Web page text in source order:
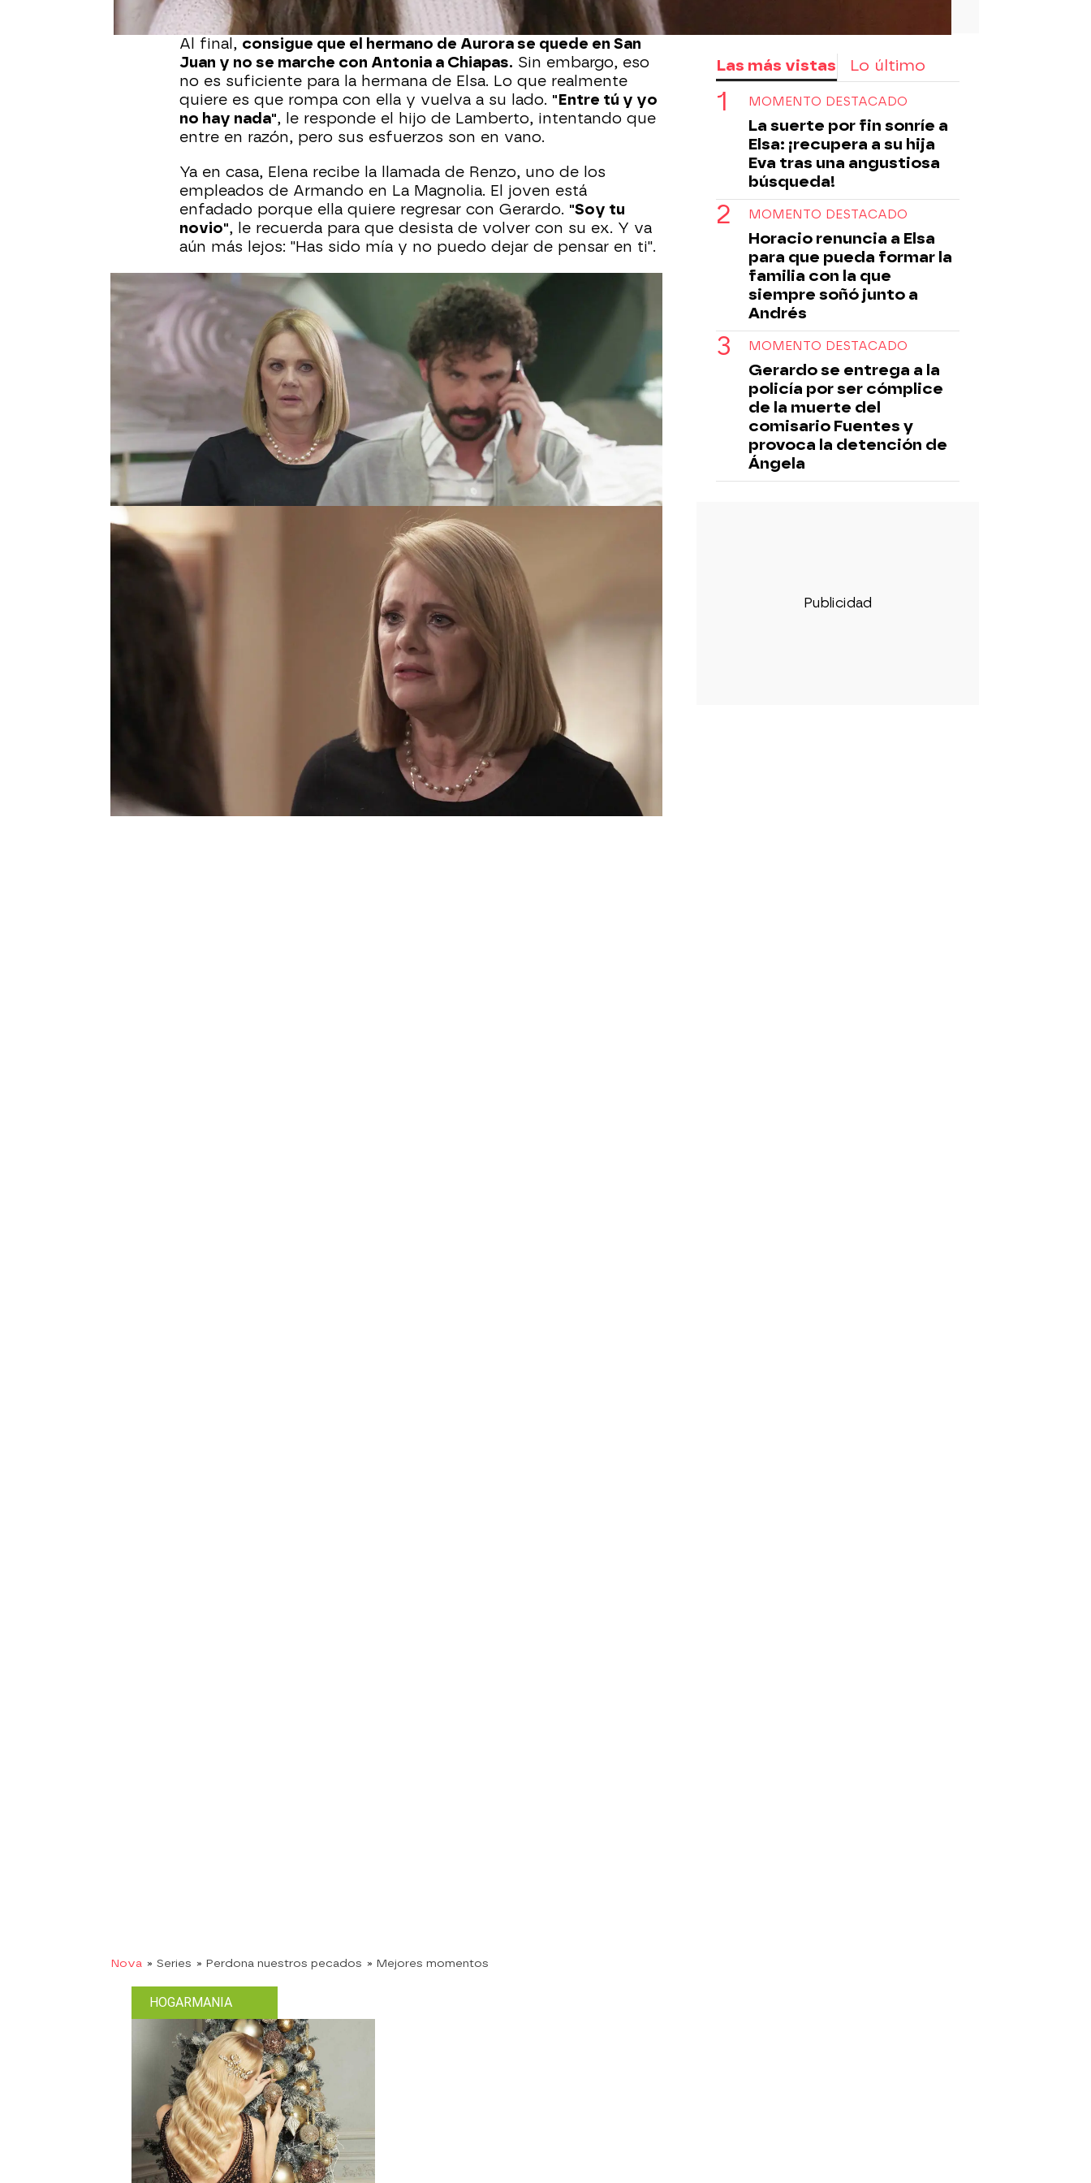
denunciar si no vuelves conmigo
", le advierte la hija de Estela.
Al final, consigue que el hermano de Aurora se quede en San
Juan y no se marche con Antonia a Chiapas. Sin embargo, eso
no es suficiente para la hermana de Elsa. Lo que realmente
quiere es que rompa con ella y vuelva a su lado. "Entre tú y yo
no hay nada", le responde el hijo de Lamberto, intentando que
entre en razón, pero sus esfuerzos son en vano.
Ya en casa, Elena recibe la llamada de Renzo, uno de los
empleados de Armando en La Magnolia. El joven está
enfadado porque ella quiere regresar con Gerardo. "Soy tu
novio", le recuerda para que desista de volver con su ex. Y va
aún más lejos: "Has sido mía y no puedo dejar de pensar en ti".
Lo que Renzo no sabe es que Estelaestá escuchando la
conversación. La mujer
se queda de piedra al descubrir que su
hija ha mantenido un affaire con él.
Desesperada,Elena le exige que deje de acosarla
contrario, se verá obligada a pedirle a su padre que lo despida.
Al llegar a casa,
Estela habla con Elena sobre su embarazo
pregunta si el hijo que espera es de Gerardo o de Renzo. La
joven entra en cólera y
finge sentirse humillada por el
comentario.
"Lo que yo haga con mi vida no es asunto tuyo"
madre.
Estela le asegura que no tiene nada en contra de que
mantenga un affaire con Renzo, pero lo quele parece mal es
que esté embarazada de ély siga afirmando que el bebé que
—El hijo que estoy esperando es de Gerardo y de nadie más —
responde Elena, fuera de sí.
Nova » Series » Perdona nuestros pecados » Mejores momentos
Las más vistas Lo último
MOMENTO DESTACADO
La suerte por fin sonríe a
Elsa: ¡recupera a su hija
Eva tras una angustiosa
búsqueda!
MOMENTO DESTACADO
Horacio renuncia a Elsa
para que pueda formar la
familia con la que
siempre soñó junto a
Andrés
MOMENTO DESTACADO
Gerardo se entrega a la
policía por ser cómplice
de la muerte del
comisario Fuentes y
provoca la detención de
Ángela
HOGARMANIA